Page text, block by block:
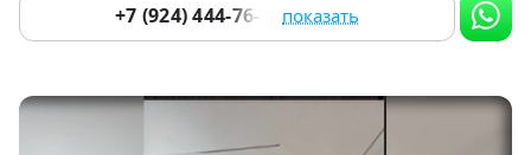
+7 (924) 444-76-67 показать